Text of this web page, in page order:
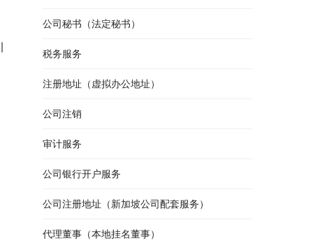
公司秘书（法定秘书）
税务服务
注册地址（虚拟办公地址）
公司注销
审计服务
公司银行开户服务
公司注册地址（新加坡公司配套服务）
代理董事（本地挂名董事）